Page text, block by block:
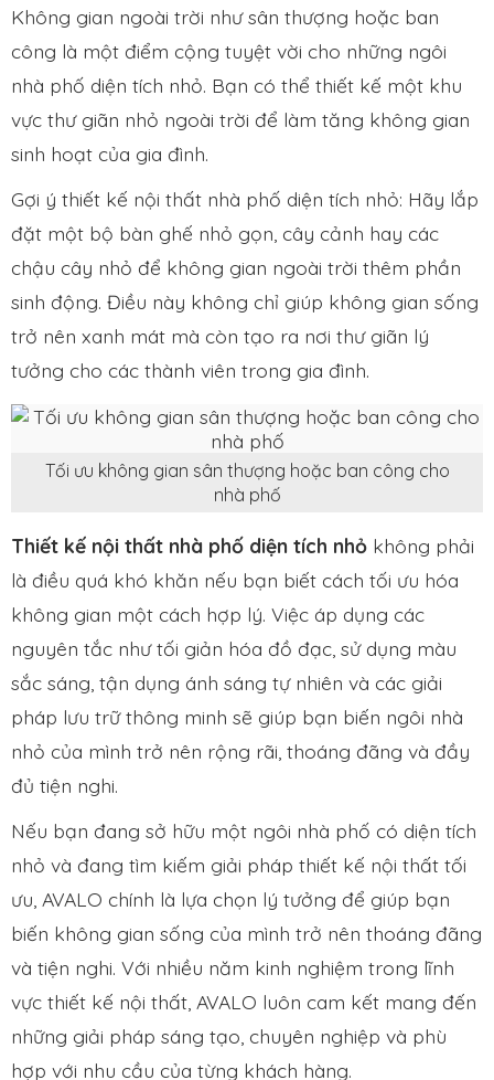
Không gian ngoài trời như sân thượng hoặc ban
công là một điểm cộng tuyệt vời cho những ngôi
nhà phố diện tích nhỏ. Bạn có thể thiết kế một khu
vực thư giãn nhỏ ngoài trời để làm tăng không gian
sinh hoạt của gia đình.
Gợi ý thiết kế nội thất nhà phố diện tích nhỏ: Hãy lắp
đặt một bộ bàn ghế nhỏ gọn, cây cảnh hay các
chậu cây nhỏ để không gian ngoài trời thêm phần
sinh động. Điều này không chỉ giúp không gian sống
trở nên xanh mát mà còn tạo ra nơi thư giãn lý
tưởng cho các thành viên trong gia đình.
Tối ưu không gian sân thượng hoặc ban công cho
nhà phố
Thiết kế nội thất nhà phố diện tích nhỏ không phải
là điều quá khó khăn nếu bạn biết cách tối ưu hóa
không gian một cách hợp lý. Việc áp dụng các
nguyên tắc như tối giản hóa đồ đạc, sử dụng màu
sắc sáng, tận dụng ánh sáng tự nhiên và các giải
pháp lưu trữ thông minh sẽ giúp bạn biến ngôi nhà
nhỏ của mình trở nên rộng rãi, thoáng đãng và đầy
đủ tiện nghi.
Nếu bạn đang sở hữu một ngôi nhà phố có diện tích
nhỏ và đang tìm kiếm giải pháp thiết kế nội thất tối
ưu, AVALO chính là lựa chọn lý tưởng để giúp bạn
biến không gian sống của mình trở nên thoáng đãng
và tiện nghi. Với nhiều năm kinh nghiệm trong lĩnh
vực thiết kế nội thất, AVALO luôn cam kết mang đến
những giải pháp sáng tạo, chuyên nghiệp và phù
hợp với nhu cầu của từng khách hàng.